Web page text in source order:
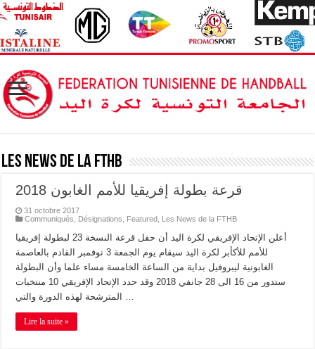
Les News de la FTHB
قرعة بطولة إفريقيا للأمم الغابون 2018
31 octobre 2017
Communiqués
Désignations Featured Les News de la FTHB
أعلن الإتحاد الإفريقي لكرة اليد أن حفل قرعة النسخة 23 لبطولة إفريقيا
للأمم للأكأبر لكرة اليد سيقام يوم الجمعة 3 نوفمبر القادم بالعاصمة
الغابونية ليبروفيل بداية من الساعة الخامسة مساء علما وأن البطولة
ستدور من 16 الى 28 جانفي 2018 وقد حدد الإتحاد الإفريقي 10 منتخبات
Lire la suite »